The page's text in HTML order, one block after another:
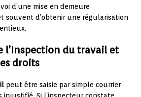
d’une mise en demeure
souvent d’obtenir une régularisation
l’Inspection du travail et
droits
peut être saisie par simple courrier
injustifié. Si l’inspecteur constate